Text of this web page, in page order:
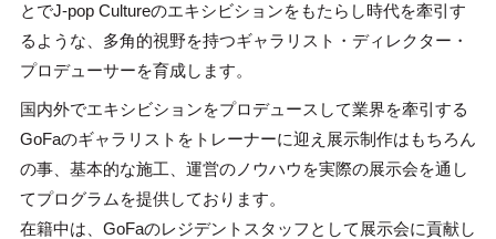
とでJ-pop Cultureのエキシビションをもたらし時代を牽引す
るような、多角的視野を持つギャラリスト・ディレクター・
プロデューサーを育成します。
国内外でエキシビションをプロデュースして業界を牽引する
GoFaのギャラリストをトレーナーに迎え展示制作はもちろん
の事、基本的な施工、運営のノウハウを実際の展示会を通し
てプログラムを提供しております。
在籍中は、GoFaのレジデントスタッフとして展示会に貢献し